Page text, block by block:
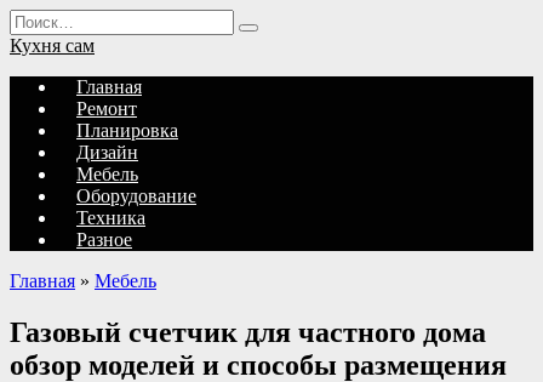
Перейти
к
содержанию
Search
for:
Кухня сам
Главная
Ремонт
Планировка
Дизайн
Мебель
Оборудование
Техника
Разное
Главная » Мебель
Газовый счетчик для частного дома
обзор моделей и способы размещения